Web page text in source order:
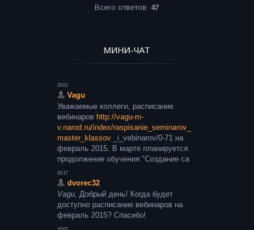
Всего ответов: 47
МИНИ-ЧАТ